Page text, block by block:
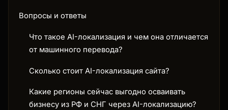
Вопросы и ответы
Что такое AI-локализация и чем она отличается
от машинного перевода?
Сколько стоит AI-локализация сайта?
Какие регионы сейчас выгодно осваивать
бизнесу из РФ и СНГ через AI-локализацию?